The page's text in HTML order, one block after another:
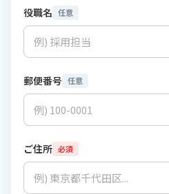
役職名 任意
郵便番号 任意
ご住所 必須